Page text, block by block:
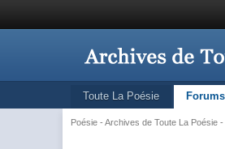
Toute La Poésie Forums
Poésie - Archives de Toute La Poésie